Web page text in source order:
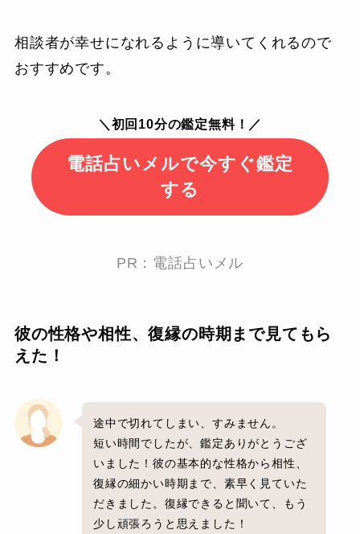
相談者が幸せになれるように導いてくれるので
おすすめです。
＼初回10分の鑑定無料！／
電話占いメルで今すぐ鑑定
する
PR：電話占いメル
彼の性格や相性、復縁の時期まで見てもら
えた！
途中で切れてしまい、すみません。
短い時間でしたが、鑑定ありがとうござ
いました！彼の基本的な性格から相性、
復縁の細かい時期まで、素早く見ていた
だきました。復縁できると聞いて、もう
少し頑張ろうと思えました！